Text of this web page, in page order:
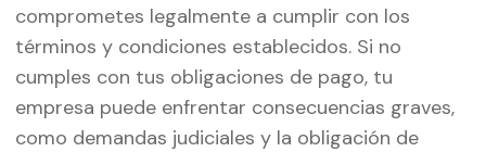
comprometes legalmente a cumplir con los
términos y condiciones establecidos. Si no
cumples con tus obligaciones de pago, tu
empresa puede enfrentar consecuencias graves,
como demandas judiciales y la obligación de